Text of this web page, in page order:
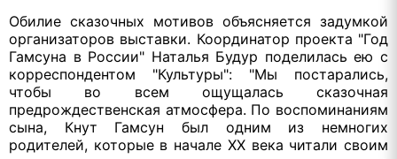
Обилие сказочных мотивов объясняется задумкой
организаторов выставки. Координатор проекта "Год
Гамсуна в России" Наталья Будур поделилась ею с
корреспондентом "Культуры": "Мы постарались,
чтобы во всем ощущалась сказочная
предрождественская атмосфера. По воспоминаниям
сына, Кнут Гамсун был одним из немногих
родителей, которые в начале XX века читали своим